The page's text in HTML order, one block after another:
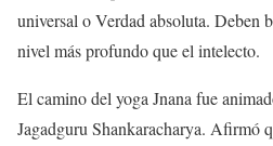
universal o Verdad absoluta. Deben
nivel más profundo que el intelecto.
El camino del yoga Jnana fue
Jagadguru Shankaracharya. Afirmó